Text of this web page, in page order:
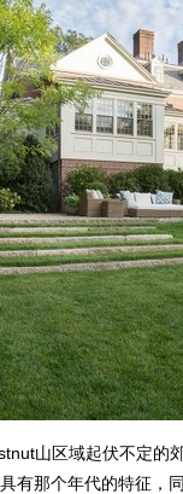
山区域起伏不定
有那个年代的特征，